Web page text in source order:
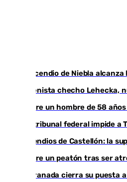
El incendio de Niebla
El tenista checho Lehecka,
Muere un hombre de 58
Un tribunal federal impide a
Incendios de Castellón: la
Muere un peatón tras ser
El Granada cierra su puesta